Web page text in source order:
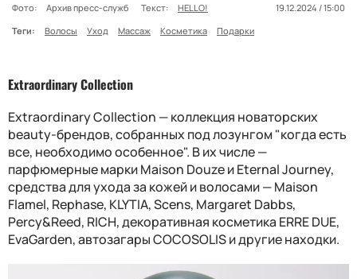
Фото: Архив пресс-служб Текст: HELLO!
19.12.2024 / 15:00
Теги:
Волосы Уход Массаж Косметика Подарки
Extraordinary Collection
Extraordinary Collection — коллекция новаторских
beauty-брендов, собранных под лозунгом "когда есть
все, необходимо особенное". В их числе —
парфюмерные марки Maison Douze и Eternal Journey,
средства для ухода за кожей и волосами — Maison
Flamel, Rephase, KLYTIA, Scens, Margaret Dabbs,
Percy&Reed, RICH, декоративная косметика ERRE DUE,
EvaGarden, автозагары COCOSOLIS и другие находки.